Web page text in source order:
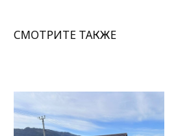
СМОТРИТЕ ТАКЖЕ